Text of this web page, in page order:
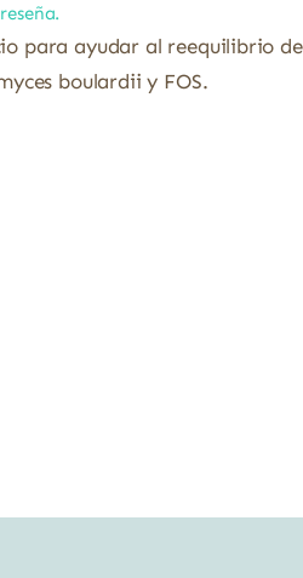
para ayudar al reequilibrio
boulardii y FOS.